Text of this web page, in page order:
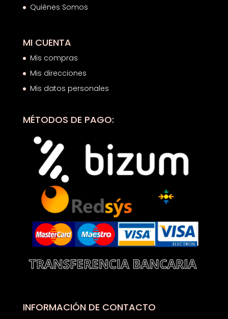
Quiénes Somos
MI CUENTA
Mis compras
Mis direcciones
Mis datos personales
MÉTODOS DE PAGO:
INFORMACIÓN DE CONTACTO